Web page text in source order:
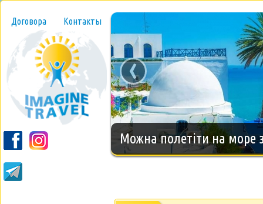
Договора Контакты
Новогодний тур на
‹